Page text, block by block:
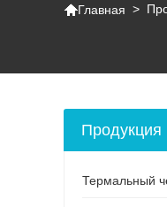
Главная >
Продукция
Термальный